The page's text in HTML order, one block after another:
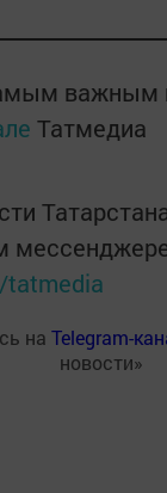
важным
Татмедиа
на Telegram-
новости»